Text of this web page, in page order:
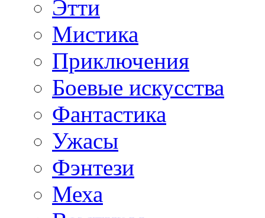
Этти
Мистика
Приключения
Боевые искусства
Фантастика
Ужасы
Фэнтези
Меха